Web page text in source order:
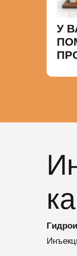
У